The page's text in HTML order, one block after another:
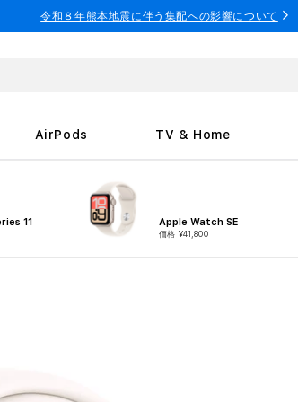
令和８年熊本地震に伴う集配への影響について
AirPods TV & Home
11 Apple Watch SE
価格 ¥41,800